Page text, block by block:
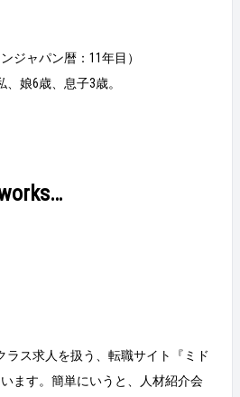
ジャパン暦：11年目）
娘6歳、息子3歳。
ラス求人を扱う、転職サイト『ミド
ます。簡単にいうと、人材紹介会